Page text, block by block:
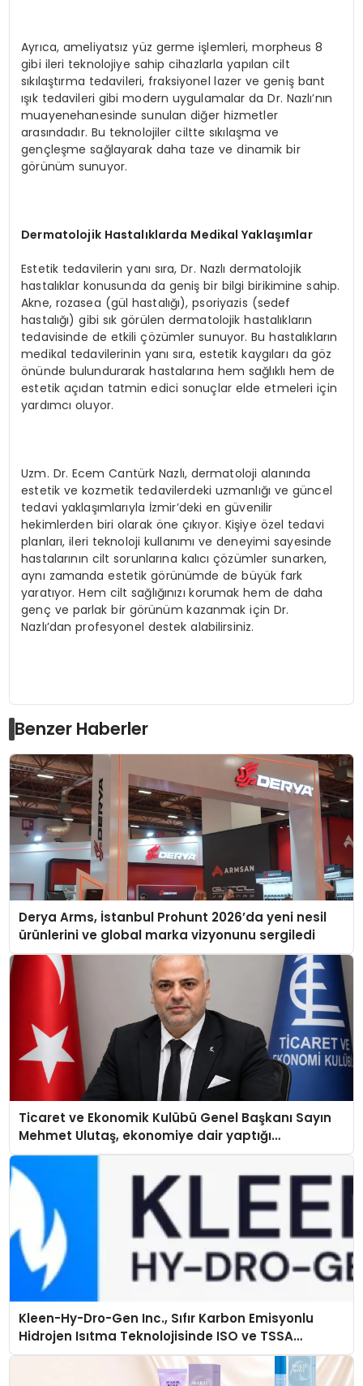
Ayrıca, ameliyatsız yüz germe işlemleri, morpheus 8
gibi ileri teknolojiye sahip cihazlarla yapılan cilt
sıkılaştırma tedavileri, fraksiyonel lazer ve geniş bant
ışık tedavileri gibi modern uygulamalar da Dr. Nazlı’nın
muayenehanesinde sunulan diğer hizmetler
arasındadır. Bu teknolojiler ciltte sıkılaşma ve
gençleşme sağlayarak daha taze ve dinamik bir
görünüm sunuyor.
Dermatolojik Hastalıklarda Medikal Yaklaşımlar
Estetik tedavilerin yanı sıra, Dr. Nazlı dermatolojik
hastalıklar konusunda da geniş bir bilgi birikimine sahip.
Akne, rozasea (gül hastalığı), psoriyazis (sedef
hastalığı) gibi sık görülen dermatolojik hastalıkların
tedavisinde de etkili çözümler sunuyor. Bu hastalıkların
medikal tedavilerinin yanı sıra, estetik kaygıları da göz
önünde bulundurarak hastalarına hem sağlıklı hem de
estetik açıdan tatmin edici sonuçlar elde etmeleri için
yardımcı oluyor.
Uzm. Dr. Ecem Cantürk Nazlı, dermatoloji alanında
estetik ve kozmetik tedavilerdeki uzmanlığı ve güncel
tedavi yaklaşımlarıyla İzmir’deki en güvenilir
hekimlerden biri olarak öne çıkıyor. Kişiye özel tedavi
planları, ileri teknoloji kullanımı ve deneyimi sayesinde
hastalarının cilt sorunlarına kalıcı çözümler sunarken,
aynı zamanda estetik görünümde de büyük fark
yaratıyor. Hem cilt sağlığınızı korumak hem de daha
genç ve parlak bir görünüm kazanmak için Dr.
Nazlı’dan profesyonel destek alabilirsiniz.
Benzer Haberler
Derya Arms, İstanbul Prohunt 2026’da yeni nesil
ürünlerini ve global marka vizyonunu sergiledi
Ticaret ve Ekonomik Kulübü Genel Başkanı Sayın
Mehmet Ulutaş, ekonomiye dair yaptığı
açıklamada şunları kaydetti:
Kleen-Hy-Dro-Gen Inc., Sıfır Karbon Emisyonlu
Hidrojen Isıtma Teknolojisinde ISO ve TSSA
Düzenleyici Onaylarını Aldı